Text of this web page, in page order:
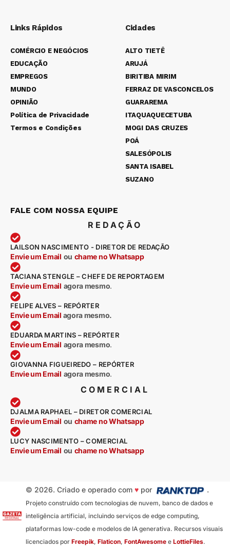
Links Rápidos
COMÉRCIO E NEGÓCIOS
EDUCAÇÃO
EMPREGOS
MUNDO
OPINIÃO
Política de Privacidade
Termos e Condições
Cidades
ALTO TIETÊ
ARUJÁ
BIRITIBA MIRIM
FERRAZ DE VASCONCELOS
GUARAREMA
ITAQUAQUECETUBA
MOGI DAS CRUZES
POÁ
SALESÓPOLIS
SANTA ISABEL
SUZANO
FALE COM NOSSA EQUIPE
REDAÇÃO
LAILSON NASCIMENTO - DIRETOR DE REDAÇÃO
Envie um Email ou chame no Whatsapp
TACIANA STENGLE – CHEFE DE REPORTAGEM
Envie um Email agora mesmo.
FELIPE ALVES – REPÓRTER
Envie um Email agora mesmo.
EDUARDA MARTINS – REPÓRTER
Envie um Email agora mesmo.
GIOVANNA FIGUEIREDO – REPÓRTER
Envie um Email agora mesmo.
COMERCIAL
DJALMA RAPHAEL – DIRETOR COMERCIAL
Envie um Email ou chame no Whatsapp
LUCY NASCIMENTO – COMERCIAL
Envie um Email ou chame no Whatsapp
© 2026. Criado e operado com ♥por .
Projeto construído com tecnologias de nuvem, banco de dados e
inteligência artificial, incluindo serviços de edge computing,
plataformas low-code e modelos de IA generativa. Recursos visuais
licenciados por Freepik, Flaticon, FontAwesomee LottieFiles.